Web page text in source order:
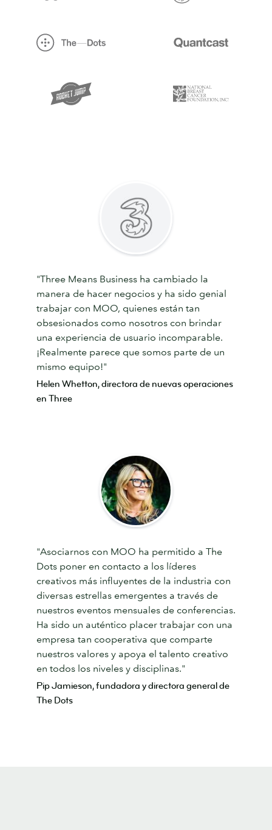
"Three Means Business ha cambiado la
manera de hacer negocios y ha sido genial
trabajar con MOO, quienes están tan
obsesionados como nosotros con brindar
una experiencia de usuario incomparable.
¡Realmente parece que somos parte de un
mismo equipo!"
Helen Whetton, directora de nuevas operaciones
en Three
"Asociarnos con MOO ha permitido a The
Dots poner en contacto a los líderes
creativos más influyentes de la industria con
diversas estrellas emergentes a través de
nuestros eventos mensuales de conferencias.
Ha sido un auténtico placer trabajar con una
empresa tan cooperativa que comparte
nuestros valores y apoya el talento creativo
en todos los niveles y disciplinas."
Pip Jamieson, fundadora y directora general de
The Dots